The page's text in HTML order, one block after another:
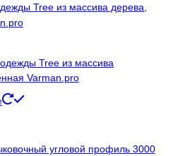
можно
странице
товара.
Tree из массива
Varman.pro